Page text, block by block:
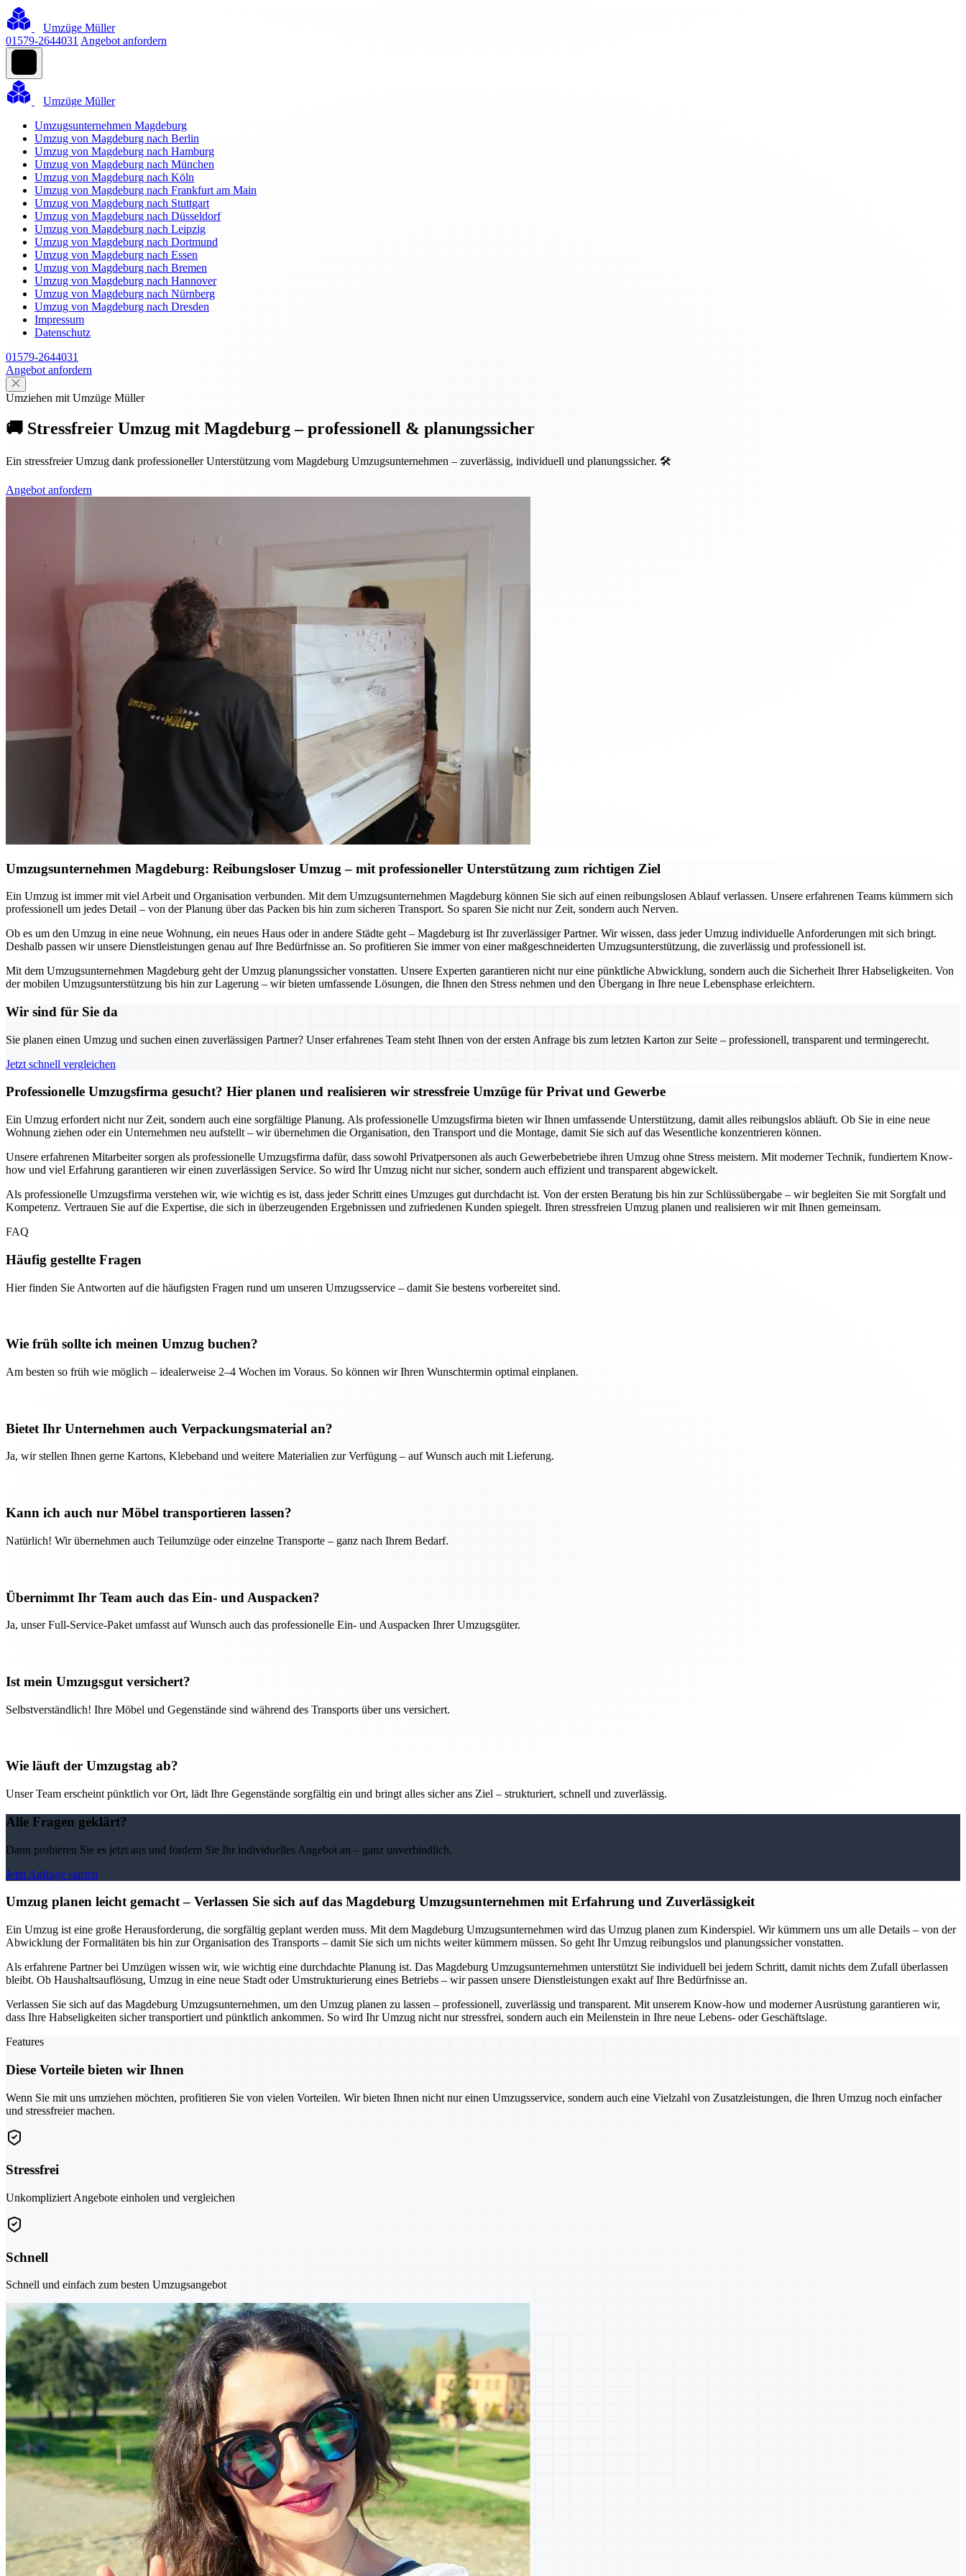
Umzüge Müller
01579-2644031 Angebot anfordern
Umzüge Müller
Umzugsunternehmen Magdeburg
Umzug von Magdeburg nach Berlin
Umzug von Magdeburg nach Hamburg
Umzug von Magdeburg nach München
Umzug von Magdeburg nach Köln
Umzug von Magdeburg nach Frankfurt am Main
Umzug von Magdeburg nach Stuttgart
Umzug von Magdeburg nach Düsseldorf
Umzug von Magdeburg nach Leipzig
Umzug von Magdeburg nach Dortmund
Umzug von Magdeburg nach Essen
Umzug von Magdeburg nach Bremen
Umzug von Magdeburg nach Hannover
Umzug von Magdeburg nach Nürnberg
Umzug von Magdeburg nach Dresden
Impressum
Datenschutz
01579-2644031
Angebot anfordern
Umziehen mit Umzüge Müller
🚚 Stressfreier Umzug mit Magdeburg – professionell & planungssicher
Ein stressfreier Umzug dank professioneller Unterstützung vom Magdeburg Umzugsunternehmen – zuverlässig, individuell und planungssicher. 🛠️
Angebot anfordern
Umzugsunternehmen Magdeburg: Reibungsloser Umzug – mit professioneller Unterstützung zum richtigen Ziel
Ein Umzug ist immer mit viel Arbeit und Organisation verbunden. Mit dem Umzugsunternehmen Magdeburg können Sie sich auf einen reibungslosen Ablauf verlassen. Unsere erfahrenen Teams kümmern sich
professionell um jedes Detail – von der Planung über das Packen bis hin zum sicheren Transport. So sparen Sie nicht nur Zeit, sondern auch Nerven.
Ob es um den Umzug in eine neue Wohnung, ein neues Haus oder in andere Städte geht – Magdeburg ist Ihr zuverlässiger Partner. Wir wissen, dass jeder Umzug individuelle Anforderungen mit sich bringt.
Deshalb passen wir unsere Dienstleistungen genau auf Ihre Bedürfnisse an. So profitieren Sie immer von einer maßgeschneiderten Umzugsunterstützung, die zuverlässig und professionell ist.
Mit dem Umzugsunternehmen Magdeburg geht der Umzug planungssicher vonstatten. Unsere Experten garantieren nicht nur eine pünktliche Abwicklung, sondern auch die Sicherheit Ihrer Habseligkeiten. Von
der mobilen Umzugsunterstützung bis hin zur Lagerung – wir bieten umfassende Lösungen, die Ihnen den Stress nehmen und den Übergang in Ihre neue Lebensphase erleichtern.
Wir sind für Sie da
Sie planen einen Umzug und suchen einen zuverlässigen Partner? Unser erfahrenes Team steht Ihnen von der ersten Anfrage bis zum letzten Karton zur Seite – professionell, transparent und termingerecht.
Jetzt schnell vergleichen
Professionelle Umzugsfirma gesucht? Hier planen und realisieren wir stressfreie Umzüge für Privat und Gewerbe
Ein Umzug erfordert nicht nur Zeit, sondern auch eine sorgfältige Planung. Als professionelle Umzugsfirma bieten wir Ihnen umfassende Unterstützung, damit alles reibungslos abläuft. Ob Sie in eine neue
Wohnung ziehen oder ein Unternehmen neu aufstellt – wir übernehmen die Organisation, den Transport und die Montage, damit Sie sich auf das Wesentliche konzentrieren können.
Unsere erfahrenen Mitarbeiter sorgen als professionelle Umzugsfirma dafür, dass sowohl Privatpersonen als auch Gewerbebetriebe ihren Umzug ohne Stress meistern. Mit moderner Technik, fundiertem Know-
how und viel Erfahrung garantieren wir einen zuverlässigen Service. So wird Ihr Umzug nicht nur sicher, sondern auch effizient und transparent abgewickelt.
Als professionelle Umzugsfirma verstehen wir, wie wichtig es ist, dass jeder Schritt eines Umzuges gut durchdacht ist. Von der ersten Beratung bis hin zur Schlüssübergabe – wir begleiten Sie mit Sorgfalt und
Kompetenz. Vertrauen Sie auf die Expertise, die sich in überzeugenden Ergebnissen und zufriedenen Kunden spiegelt. Ihren stressfreien Umzug planen und realisieren wir mit Ihnen gemeinsam.
FAQ
Häufig gestellte Fragen
Hier finden Sie Antworten auf die häufigsten Fragen rund um unseren Umzugsservice – damit Sie bestens vorbereitet sind.
Wie früh sollte ich meinen Umzug buchen?
Am besten so früh wie möglich – idealerweise 2–4 Wochen im Voraus. So können wir Ihren Wunschtermin optimal einplanen.
Bietet Ihr Unternehmen auch Verpackungsmaterial an?
Ja, wir stellen Ihnen gerne Kartons, Klebeband und weitere Materialien zur Verfügung – auf Wunsch auch mit Lieferung.
Kann ich auch nur Möbel transportieren lassen?
Natürlich! Wir übernehmen auch Teilumzüge oder einzelne Transporte – ganz nach Ihrem Bedarf.
Übernimmt Ihr Team auch das Ein- und Auspacken?
Ja, unser Full-Service-Paket umfasst auf Wunsch auch das professionelle Ein- und Auspacken Ihrer Umzugsgüter.
Ist mein Umzugsgut versichert?
Selbstverständlich! Ihre Möbel und Gegenstände sind während des Transports über uns versichert.
Wie läuft der Umzugstag ab?
Unser Team erscheint pünktlich vor Ort, lädt Ihre Gegenstände sorgfältig ein und bringt alles sicher ans Ziel – strukturiert, schnell und zuverlässig.
Alle Fragen geklärt?
Dann probieren Sie es jetzt aus und fordern Sie Ihr individuelles Angebot an – ganz unverbindlich.
Jetzt Anfrage starten
Umzug planen leicht gemacht – Verlassen Sie sich auf das Magdeburg Umzugsunternehmen mit Erfahrung und Zuverlässigkeit
Ein Umzug ist eine große Herausforderung, die sorgfältig geplant werden muss. Mit dem Magdeburg Umzugsunternehmen wird das Umzug planen zum Kinderspiel. Wir kümmern uns um alle Details – von der
Abwicklung der Formalitäten bis hin zur Organisation des Transports – damit Sie sich um nichts weiter kümmern müssen. So geht Ihr Umzug reibungslos und planungssicher vonstatten.
Als erfahrene Partner bei Umzügen wissen wir, wie wichtig eine durchdachte Planung ist. Das Magdeburg Umzugsunternehmen unterstützt Sie individuell bei jedem Schritt, damit nichts dem Zufall überlassen
bleibt. Ob Haushaltsauflösung, Umzug in eine neue Stadt oder Umstrukturierung eines Betriebs – wir passen unsere Dienstleistungen exakt auf Ihre Bedürfnisse an.
Verlassen Sie sich auf das Magdeburg Umzugsunternehmen, um den Umzug planen zu lassen – professionell, zuverlässig und transparent. Mit unserem Know-how und moderner Ausrüstung garantieren wir,
dass Ihre Habseligkeiten sicher transportiert und pünktlich ankommen. So wird Ihr Umzug nicht nur stressfrei, sondern auch ein Meilenstein in Ihre neue Lebens- oder Geschäftslage.
Features
Diese Vorteile bieten wir Ihnen
Wenn Sie mit uns umziehen möchten, profitieren Sie von vielen Vorteilen. Wir bieten Ihnen nicht nur einen Umzugsservice, sondern auch eine Vielzahl von Zusatzleistungen, die Ihren Umzug noch einfacher
und stressfreier machen.
Stressfrei
Unkompliziert Angebote einholen und vergleichen
Schnell
Schnell und einfach zum besten Umzugsangebot